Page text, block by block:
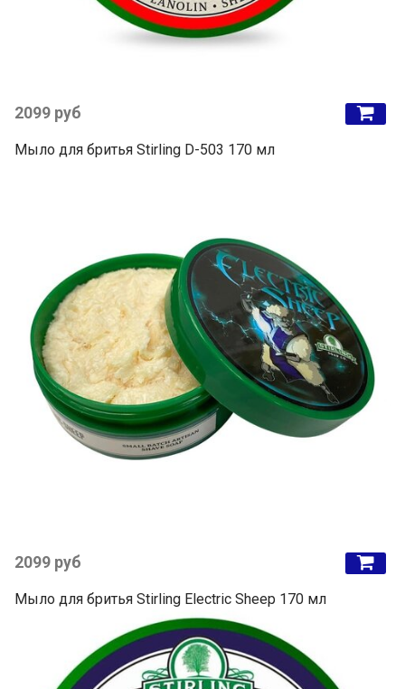
2099 руб
Мыло для бритья Stirling D-503 170 мл
2099 руб
Мыло для бритья Stirling Electric Sheep 170 мл